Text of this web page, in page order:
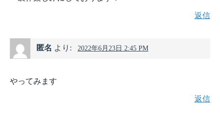
返信
匿名 より: 2022年6月23日 2:45 PM
やってみます
返信